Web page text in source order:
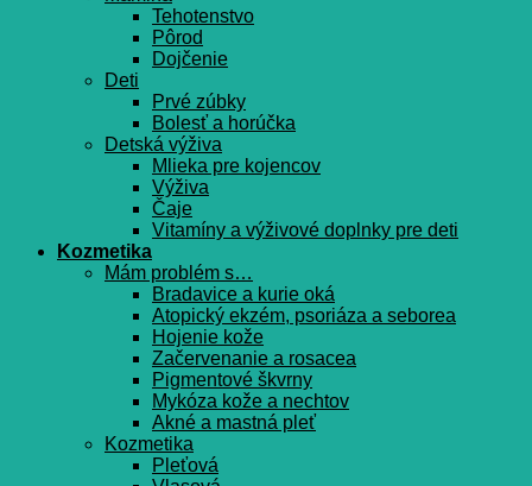
Tehotenstvo
Pôrod
Dojčenie
Deti
Prvé zúbky
Bolesť a horúčka
Detská výživa
Mlieka pre kojencov
Výživa
Čaje
Vitamíny a výživové doplnky pre deti
Kozmetika
Mám problém s…
Bradavice a kurie oká
Atopický ekzém, psoriáza a seborea
Hojenie kože
Začervenanie a rosacea
Pigmentové škvrny
Mykóza kože a nechtov
Akné a mastná pleť
Kozmetika
Pleťová